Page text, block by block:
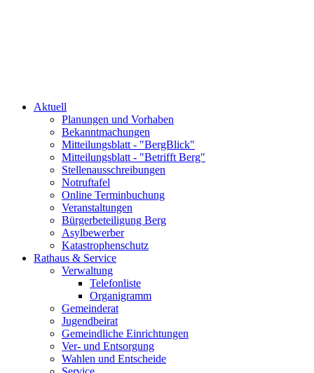
Aktuell
Planungen und Vorhaben
Bekanntmachungen
Mitteilungsblatt - "BergBlick"
Mitteilungsblatt - "Betrifft Berg"
Stellenausschreibungen
Notruftafel
Online Terminbuchung
Veranstaltungen
Bürgerbeteiligung Berg
Asylbewerber
Katastrophenschutz
Rathaus & Service
Verwaltung
Telefonliste
Organigramm
Gemeinderat
Jugendbeirat
Gemeindliche Einrichtungen
Ver- und Entsorgung
Wahlen und Entscheide